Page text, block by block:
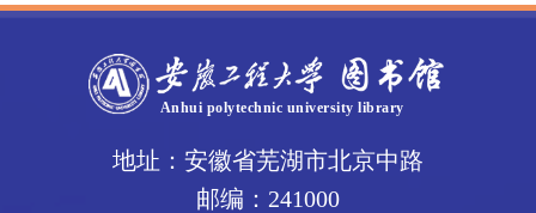
地址：安徽省芜湖市北京中路
邮编：241000